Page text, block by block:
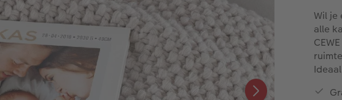
Wil je
alle